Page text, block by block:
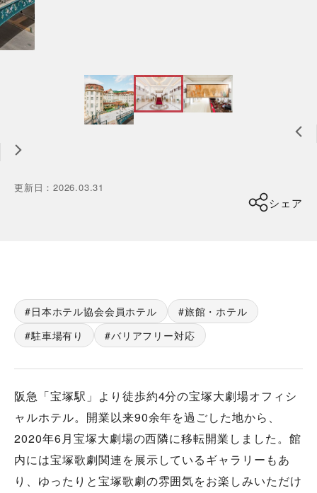
更新日 ：2026.03.31
シェア
日本ホテル協会会員ホテル
旅館・ホテル
駐車場有り
バリアフリー対応
阪急「宝塚駅」より徒歩約4分の宝塚大劇場オフィシ
ャルホテル。開業以来90余年を過ごした地から、
2020年6月宝塚大劇場の西隣に移転開業しました。館
内には宝塚歌劇関連を展示しているギャラリーもあ
り、ゆったりと宝塚歌劇の雰囲気をお楽しみいただけ